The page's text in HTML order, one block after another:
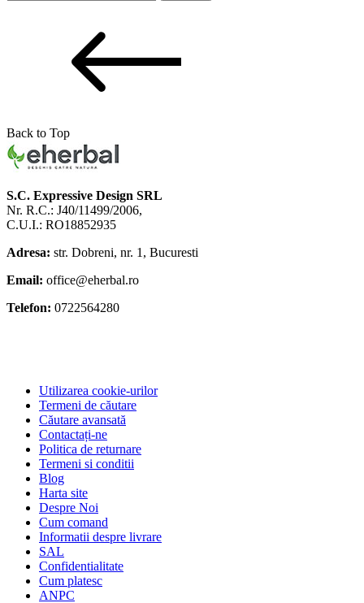
Back to Top
S.C. Expressive Design SRL
Nr. R.C.: J40/11499/2006,
C.U.I.: RO18852935
Adresa: str. Dobreni, nr. 1, Bucuresti
Email: office@eherbal.ro
Telefon: 0722564280
Utilizarea cookie-urilor
Termeni de căutare
Căutare avansată
Contactați-ne
Politica de returnare
Termeni si conditii
Blog
Harta site
Despre Noi
Cum comand
Informatii despre livrare
SAL
Confidentialitate
Cum platesc
ANPC